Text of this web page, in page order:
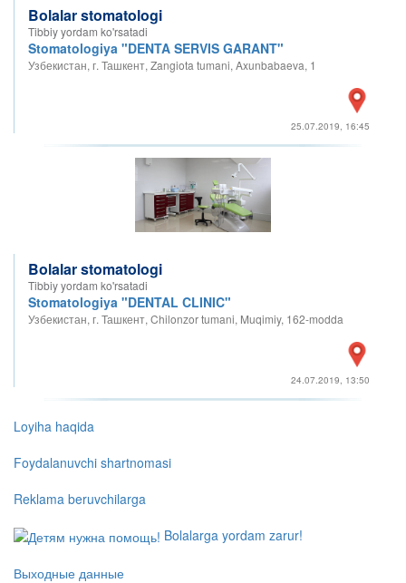
Bolalar stomatologi
Tibbiy yordam ko'rsatadi
Stomatologiya "DENTA SERVIS GARANT"
Узбекистан, г. Ташкент, Zangiota tumani, Axunbabaeva, 1
25.07.2019, 16:45
Bolalar stomatologi
Tibbiy yordam ko'rsatadi
Stomatologiya "DENTAL CLINIC"
Узбекистан, г. Ташкент, Chilonzor tumani, Muqimiy, 162-modda
24.07.2019, 13:50
Loyiha haqida
Foydalanuvchi shartnomasi
Reklama beruvchilarga
Bolalarga yordam zarur!
Выходные данные